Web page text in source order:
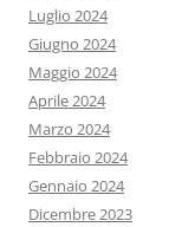
Luglio 2024
Giugno 2024
Maggio 2024
Aprile 2024
Marzo 2024
Febbraio 2024
Gennaio 2024
Dicembre 2023